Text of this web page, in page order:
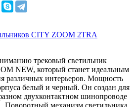
трековый светильник
NEW, который станет идеальным
различных интерьеров. Мощность
белый и черный. Он создан для
двухконтактном шинопроводе
механизм светильника